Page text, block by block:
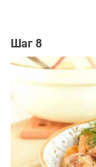
Шаг 8